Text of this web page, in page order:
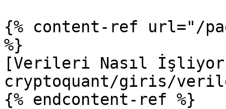
{% content-ref url="/
%}
[Verileri Nasıl
cryptoquant/giris/
{% endcontent-ref %}